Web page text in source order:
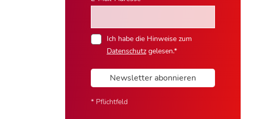
Ich habe die Hinweise zum
Datenschutzgelesen.*
Newsletter abonnieren
* Pflichtfeld